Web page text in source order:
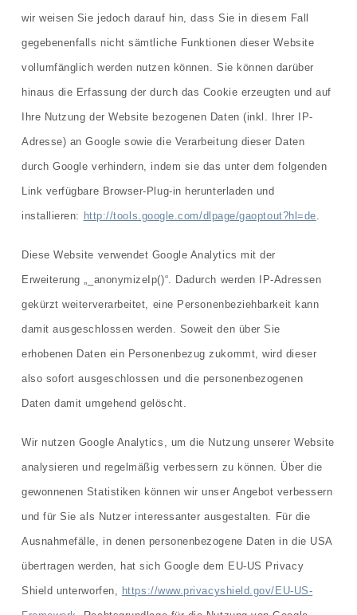
wir weisen Sie jedoch darauf hin, dass Sie in diesem Fall
gegebenenfalls nicht sämtliche Funktionen dieser Website
vollumfänglich werden nutzen können. Sie können darüber
hinaus die Erfassung der durch das Cookie erzeugten und auf
Ihre Nutzung der Website bezogenen Daten (inkl. Ihrer IP-
Adresse) an Google sowie die Verarbeitung dieser Daten
durch Google verhindern, indem sie das unter dem folgenden
Link verfügbare Browser-Plug-in herunterladen und
installieren: http://tools.google.com/dlpage/gaoptout?hl=de.
Diese Website verwendet Google Analytics mit der
Erweiterung „_anonymizeIp()“. Dadurch werden IP-Adressen
gekürzt weiterverarbeitet, eine Personenbeziehbarkeit kann
damit ausgeschlossen werden. Soweit den über Sie
erhobenen Daten ein Personenbezug zukommt, wird dieser
also sofort ausgeschlossen und die personenbezogenen
Daten damit umgehend gelöscht.
Wir nutzen Google Analytics, um die Nutzung unserer Website
analysieren und regelmäßig verbessern zu können. Über die
gewonnenen Statistiken können wir unser Angebot verbessern
und für Sie als Nutzer interessanter ausgestalten. Für die
Ausnahmefälle, in denen personenbezogene Daten in die USA
übertragen werden, hat sich Google dem EU-US Privacy
Shield unterworfen, https://www.privacyshield.gov/EU-US-